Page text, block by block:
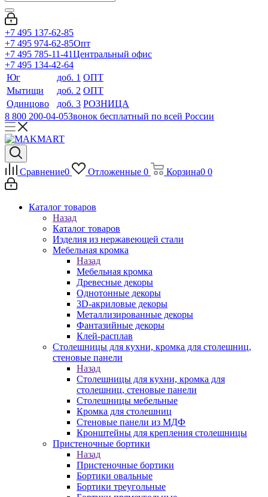
+7 495 137-62-85
+7 495 974-62-85Опт
+7 495 785-11-41Центральный офис
+7 495 134-42-64
Юг
доб. 1 ОПТ
Мытищи
доб. 2 ОПТ
Одинцово
доб. 3 РОЗНИЦА
8 800 200-04-05Звонок бесплатный по всей России
Сравнение0 Отложенные 0 Корзина0 0
Каталог товаров
Назад
Каталог товаров
Изделия из нержавеющей стали
Мебельная кромка
Назад
Мебельная кромка
Древесные декоры
Однотонные декоры
3D-акриловые декоры
Металлизированные декоры
Фантазийные декоры
Клей-расплав
Столешницы для кухни, кромка для столешниц,
стеновые панели
Назад
Столешницы для кухни, кромка для
столешниц, стеновые панели
Столешницы мебельные
Кромка для столешниц
Стеновые панели из МДФ
Кронштейны для крепления столешницы
Пристеночные бортики
Назад
Пристеночные бортики
Бортики овальные
Бортики треугольные